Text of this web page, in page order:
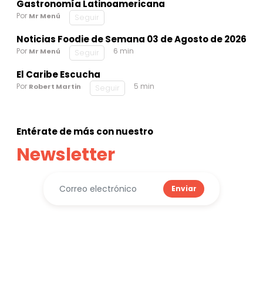
Gastronomía Latinoamericana
Por Mr Menú Seguir
Noticias Foodie de Semana 03 de Agosto de 2026
Por Mr Menú Seguir 6 min
El Caribe Escucha
Por Robert Martin Seguir 5 min
Entérate de más con nuestro
Newsletter
Enviar